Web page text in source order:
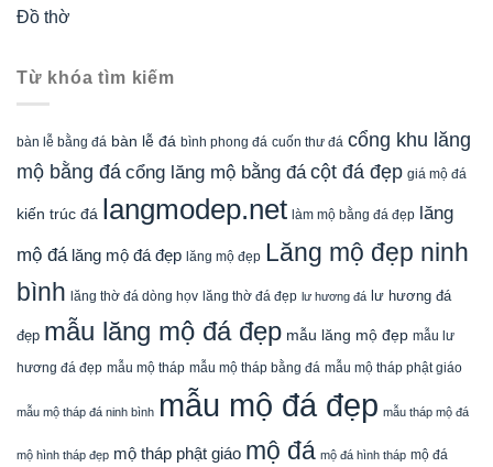
Đồ thờ
Từ khóa tìm kiếm
bàn lễ bằng đá bàn lễ đá bình phong đá cuốn thư đá cổng khu lăng
mộ bằng đá cổng lăng mộ bằng đá cột đá đẹp giá mộ đá
kiến trúc đá langmodep.net làm mộ bằng đá đẹp lăng
mộ đá lăng mộ đá đẹp lăng mộ đẹp Lăng mộ đẹp ninh
bình lăng thờ đá dòng họv lăng thờ đá đẹp lư hương đá lư hương đá
đẹp mẫu lăng mộ đá đẹp mẫu lăng mộ đẹp mẫu lư
hương đá đẹp mẫu mộ tháp mẫu mộ tháp bằng đá mẫu mộ tháp phật giáo
mẫu mộ tháp đá ninh bình mẫu mộ đá đẹp mẫu tháp mộ đá
mộ hình tháp đẹp mộ tháp phật giáo mộ đá mộ đá hình tháp mộ đá